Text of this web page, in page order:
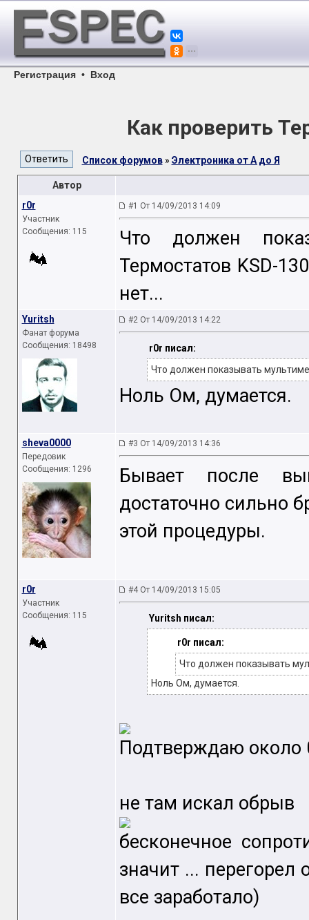
Регистрация • Вход
Как проверить
Список форумов» Электроника от А до Я
Автор
r0r
Участник
Сообщения: 115
#1 От 14/09/2013 14:09
Что должен
Термостатов KSD-
нет...
Yuritsh
Фанат форума
Сообщения: 18498
#2 От 14/09/2013 14:22
r0r писал:
Что должен показывать
Ноль Ом, думается.
sheva0000
Передовик
Сообщения: 1296
#3 От 14/09/2013 14:36
Бывает после
достаточно сильно
этой процедуры.
r0r
Участник
Сообщения: 115
#4 От 14/09/2013 15:05
Yuritsh писал:
r0r писал:
Что должен показывать
Ноль Ом, думается.
Подтверждаю около
не там искал обрыв
бесконечное
значит ...
все заработало)